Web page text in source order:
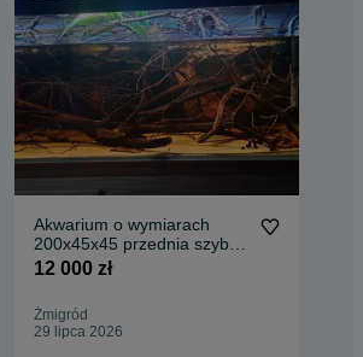
Akwarium o wymiarach
200x45x45 przednia szyba
opti white gr. 12mm.
12 000 zł
Żmigród
29 lipca 2026